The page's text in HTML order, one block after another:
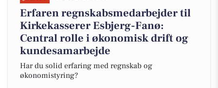
Erfaren regnskabsmedarbejder til
Kirkekasserer Esbjerg-Fanø:
Central rolle i økonomisk drift og
kundesamarbejde
Har du solid erfaring med regnskab og
økonomistyring?